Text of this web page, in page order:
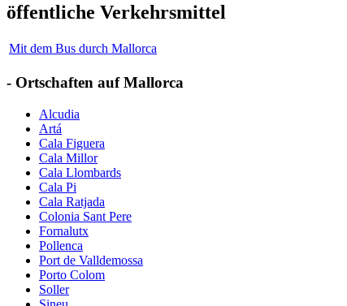
öffentliche Verkehrsmittel
Mit dem Bus durch Mallorca
- Ortschaften auf Mallorca
Alcudia
Artá
Cala Figuera
Cala Millor
Cala Llombards
Cala Pi
Cala Ratjada
Colonia Sant Pere
Fornalutx
Pollenca
Port de Valldemossa
Porto Colom
Soller